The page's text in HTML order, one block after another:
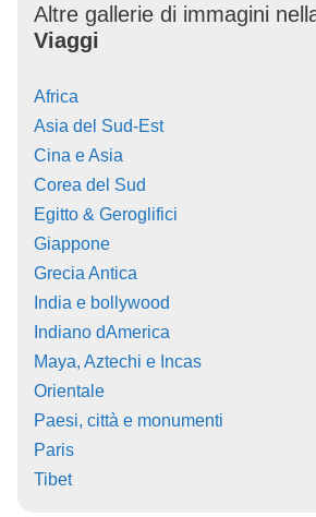
Altre gallerie di immagini
Viaggi
Africa
Asia del Sud-Est
Cina e Asia
Corea del Sud
Egitto & Geroglifici
Giappone
Grecia Antica
India e bollywood
Indiano dAmerica
Maya, Aztechi e Incas
Orientale
Paesi, città e monumenti
Paris
Tibet